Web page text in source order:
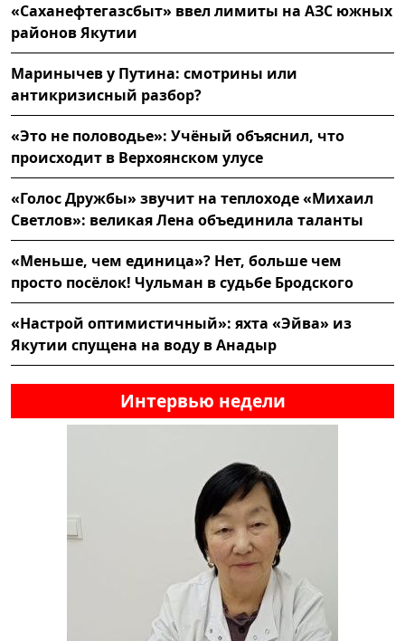
«Саханефтегазсбыт» ввел лимиты на АЗС южных
районов Якутии
Маринычев у Путина: смотрины или
антикризисный разбор?
«Это не половодье»: Учёный объяснил, что
происходит в Верхоянском улусе
«Голос Дружбы» звучит на теплоходе «Михаил
Светлов»: великая Лена объединила таланты
«Меньше, чем единица»? Нет, больше чем
просто посёлок! Чульман в судьбе Бродского
«Настрой оптимистичный»: яхта «Эйва» из
Якутии спущена на воду в Анадыр
Интервью недели